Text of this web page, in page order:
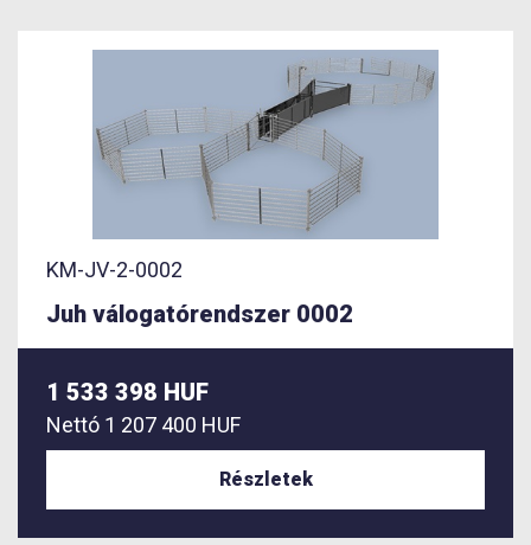
KM-JV-2-0002
Juh válogatórendszer 0002
1 533 398 HUF
Nettó 1 207 400 HUF
Részletek